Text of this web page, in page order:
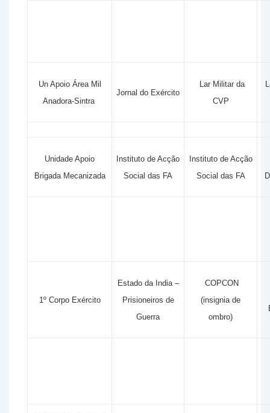
Un Apoio Área Mil
Anadora-Sintra
Jornal do Exército
Lar Militar da
CVP
Unidade Apoio
Brigada Mecanizada
Instituto de Acção
Social das FA
Instituto de Acção
Social das FA
1º Corpo Exército
Estado da India –
Prisioneiros de
Guerra
COPCON
(insignia de
ombro)